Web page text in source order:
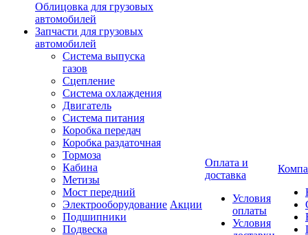
Облицовка для грузовых
автомобилей
Запчасти для грузовых
автомобилей
Система выпуска
газов
Сцепление
Система охлаждения
Двигатель
Система питания
Коробка передач
Коробка раздаточная
Тормоза
Кабина
Метизы
Мост передний
Электрооборудование
Подшипники
Подвеска
Акции
Оплата и
доставка
Условия
оплаты
Условия